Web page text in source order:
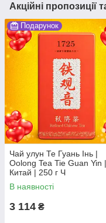
Акційні пропозиції
Подарунок
Чай улун Те Гуань Інь |
Oolong Tea Tie Guan Yin |
Китай | 250 г Ч
В наявності
3 114 ₴